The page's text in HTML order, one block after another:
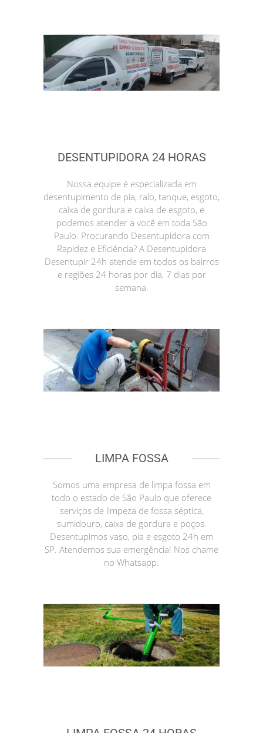
DESENTUPIDORA 24 HORAS
Nossa equipe é especializada em
desentupimento de pia, ralo, tanque, esgoto,
caixa de gordura e caixa de esgoto, e
podemos atender a você em toda São
Paulo. Procurando Desentupidora com
Rapidez e Eficiência? A Desentupidora
Desentupir 24h atende em todos os bairros
e regiões 24 horas por dia, 7 dias por
semana.
LIMPA FOSSA
Somos uma empresa de limpa fossa em
todo o estado de São Paulo que oferece
serviços de limpeza de fossa séptica,
sumidouro, caixa de gordura e poços.
Desentupimos vaso, pia e esgoto 24h em
SP. Atendemos sua emergência! Nos chame
no Whatsapp.